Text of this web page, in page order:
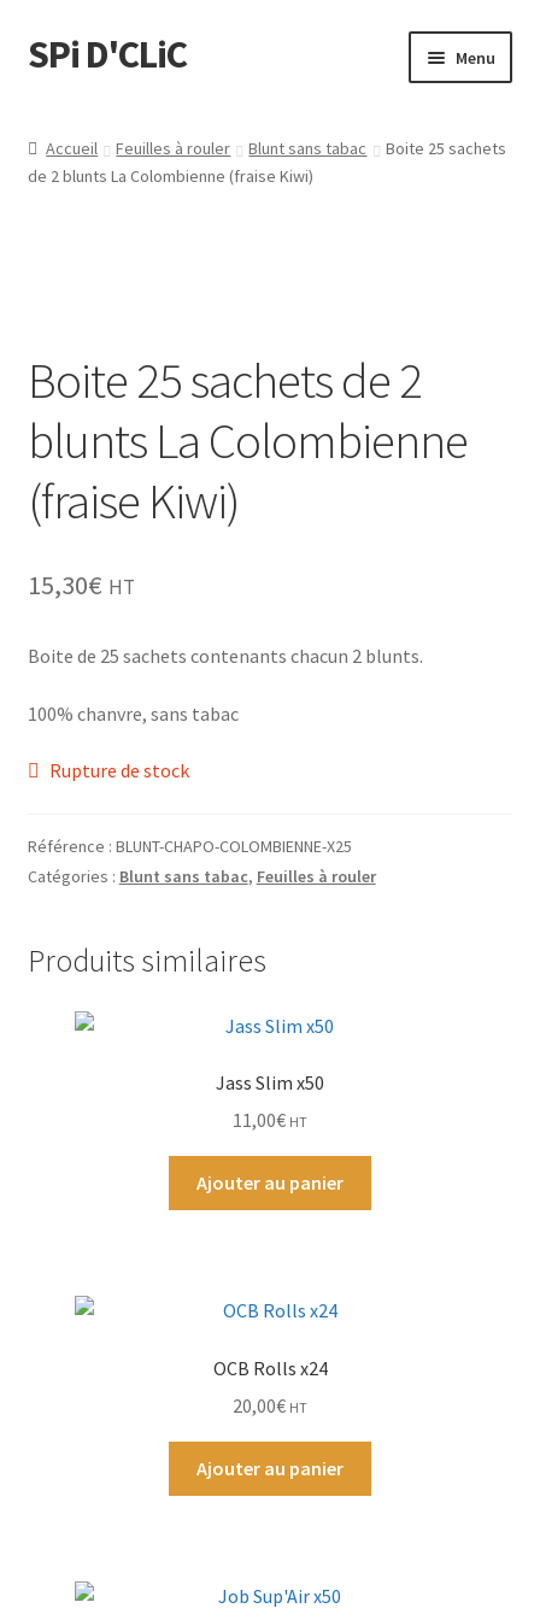
SPi D'CLiC Menu
Filtres
Menthol
Briquets
Chichas
Alimentaire
Encens
Entretien / Nettoyage
Accueil Feuilles à rouler Blunt sans tabac
Boite 25 sachets
de 2 blunts La Colombienne (fraise Kiwi)
Boite 25 sachets de 2
blunts La Colombienne
(fraise Kiwi)
15,30€ HT
Boite de 25 sachets contenants chacun 2 blunts.
100% chanvre, sans tabac
Rupture de stock
Référence : BLUNT-CHAPO-COLOMBIENNE-X25
Catégories : Blunt sans tabac, Feuilles à rouler
Produits similaires
Jass Slim x50
11,00€ HT
Ajouter au panier
OCB Rolls x24
20,00€ HT
Ajouter au panier